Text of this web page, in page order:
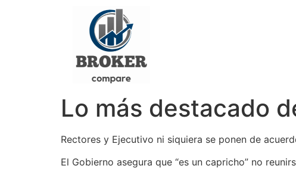
Lo más destacado
Rectores y Ejecutivo ni siquiera se ponen de
El Gobierno asegura que “es un capricho” no